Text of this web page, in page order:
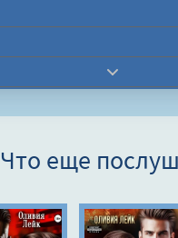
Что еще